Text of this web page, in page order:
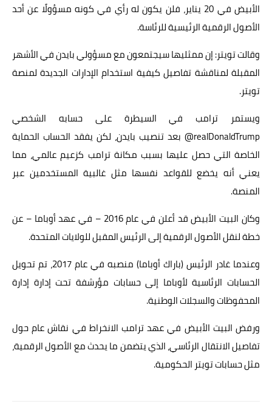
الأبيض في 20 يناير، فلن يكون له رأي في كونه مسؤولًا عن أحد
الأصول الرقمية الرئيسية للرئاسة.
وقالت تويتر: إن ممثليها سيجتمعون مع مسؤولي بايدن في الأشهر
المقبلة لمناقشة تفاصيل كيفية استخدام الإدارات الجديدة لمنصة
تويتر.
ويستمر ترامب في السيطرة على حسابه الشخصي
realDonaldTrump@ بعد تنصيب بايدن، لكن يفقد الحساب الحماية
الخاصة التي حصل عليها بسبب مكانة ترامب كزعيم عالمي، مما
يعني أنه يخضع للقواعد نفسها مثل غالبية المستخدمين عبر
المنصة.
وكان البيت الأبيض قد أعلن في عام 2016 – في عهد أوباما – عن
خطة لنقل الأصول الرقمية إلى الرئيس المقبل للولايات المتحدة.
وعندما غادر الرئيس (باراك أوباما) منصبه في عام 2017، تم تحويل
الحسابات الرئاسية لأوباما إلى حسابات مؤرشفة تحت إدارة إدارة
المحفوظات والسجلات الوطنية.
ورفض البيت الأبيض في عهد ترامب الانخراط في نقاش عام حول
تفاصيل الانتقال الرئاسي، الذي يتضمن ما يحدث مع الأصول الرقمية،
مثل حسابات تويتر الحكومية.